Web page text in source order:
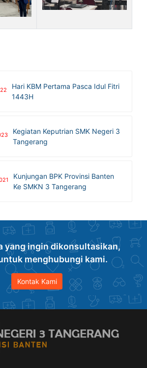
Hari KBM Pertama Pasca Idul Fitri
1443H
Kegiatan Keputrian SMK Negeri 3
Tangerang
Kunjungan BPK Provinsi Banten
Ke SMKN 3 Tangerang
yang ingin dikonsultasikan,
menghubungi kami.
Kontak Kami